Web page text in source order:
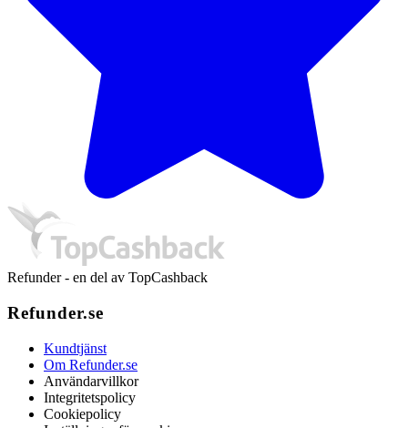
Refunder - en del av TopCashback
Refunder.se
Kundtjänst
Om Refunder.se
Användarvillkor
Integritetspolicy
Cookiepolicy